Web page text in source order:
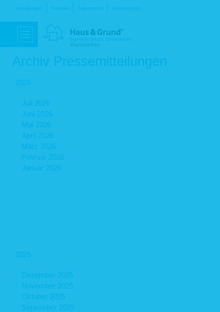
Navigation
Info-Service Kontakt Impressum Datenschutz
Archiv Pressemitteilungen
2026
Juli 2026
Juni 2026
Mai 2026
April 2026
März 2026
Februar 2026
Januar 2026
2025
Dezember 2025
November 2025
Oktober 2025
September 2025